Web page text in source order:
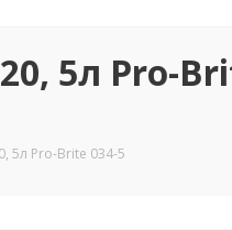
5л Pro-
5л Pro-Brite 034-5